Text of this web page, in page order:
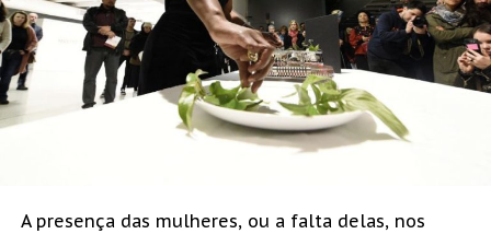
A presença das mulheres, ou a falta delas, nos